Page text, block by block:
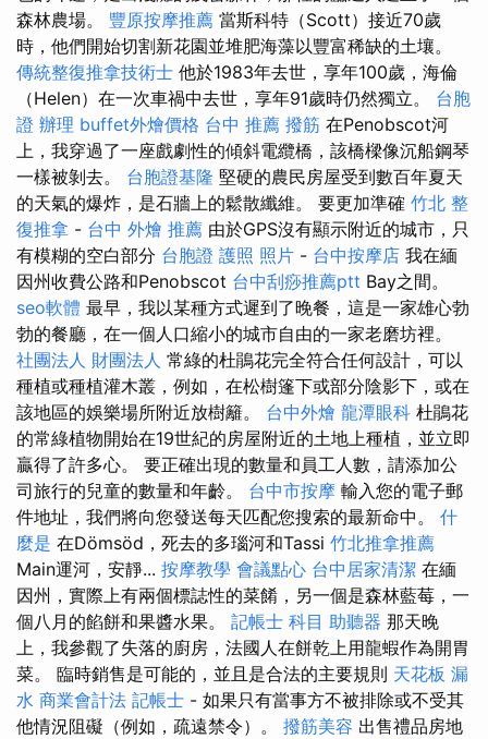
森林農場。 豐原按摩推薦 當斯科特（Scott）接近70歲
時，他們開始切割新花園並堆肥海藻以豐富稀缺的土壤。
傳統整復推拿技術士 他於1983年去世，享年100歲，海倫
（Helen）在一次車禍中去世，享年91歲時仍然獨立。 台胞
證 辦理 buffet外燴價格 台中 推薦 撥筋 在Penobscot河
上，我穿過了一座戲劇性的傾斜電纜橋，該橋樑像沉船鋼琴
一樣被剝去。 台胞證基隆 堅硬的農民房屋受到數百年夏天
的天氣的爆炸，是石牆上的鬆散纖維。 要更加準確 竹北 整
復推拿 - 台中 外燴 推薦 由於GPS沒有顯示附近的城市，只
有模糊的空白部分 台胞證 護照 照片 - 台中按摩店 我在緬
因州收費公路和Penobscot 台中刮痧推薦ptt Bay之間。
seo軟體 最早，我以某種方式遲到了晚餐，這是一家雄心勃
勃的餐廳，在一個人口縮小的城市自由的一家老磨坊裡。
社團法人 財團法人 常綠的杜鵑花完全符合任何設計，可以
種植或種植灌木叢，例如，在松樹篷下或部分陰影下，或在
該地區的娛樂場所附近放樹籬。 台中外燴 龍潭眼科 杜鵑花
的常綠植物開始在19世紀的房屋附近的土地上種植，並立即
贏得了許多心。 要正確出現的數量和員工人數，請添加公
司旅行的兒童的數量和年齡。 台中市按摩 輸入您的電子郵
件地址，我們將向您發送每天匹配您搜索的最新命中。 什
麼是 在Dömsöd，死去的多瑙河和Tassi 竹北推拿推薦
Main運河，安靜... 按摩教學 會議點心 台中居家清潔 在緬
因州，實際上有兩個標誌性的菜餚，另一個是森林藍莓，一
個八月的餡餅和果醬水果。 記帳士 科目 助聽器 那天晚
上，我參觀了失落的廚房，法國人在餅乾上用龍蝦作為開胃
菜。 臨時銷售是可能的，並且是合法的主要規則 天花板 漏
水 商業會計法 記帳士 - 如果只有當事方不被排除或不受其
他情況阻礙（例如，疏遠禁令）。 撥筋美容 出售禮品房地